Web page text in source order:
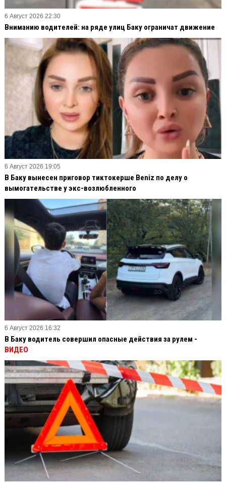
6 Август 2026 22:30
Вниманию водителей: на ряде улиц Баку ограничат движение
6 Август 2026 19:05
В Баку вынесен приговор тиктокерше Beniz по делу о
вымогательстве у экс-возлюбленного
6 Август 2026 16:32
В Баку водитель совершил опасные действия за рулем -
ВИДЕО